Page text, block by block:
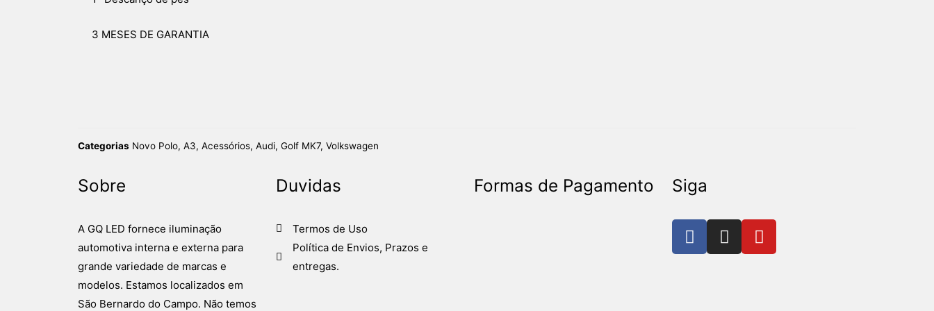
3 MESES DE GARANTIA
Categorias Novo Polo, A3, Acessórios, Audi, Golf MK7, Volkswagen
Sobre
A GQ LED fornece iluminação
automotiva interna e externa para
grande variedade de marcas e
modelos. Estamos localizados em
São Bernardo do Campo. Não temos
Duvidas
Termos de Uso
Política de Envios, Prazos e
entregas.
Formas de Pagamento Siga